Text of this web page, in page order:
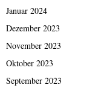
Januar 2024
Dezember 2023
November 2023
Oktober 2023
September 2023